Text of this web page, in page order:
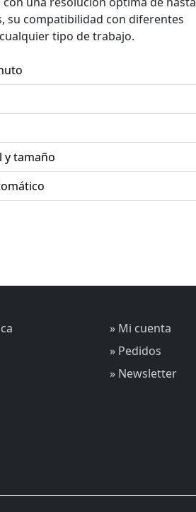
su compatibilidad con diferentes
tipo de trabajo.
y tamaño
» Mi cuenta
» Pedidos
» Newsletter